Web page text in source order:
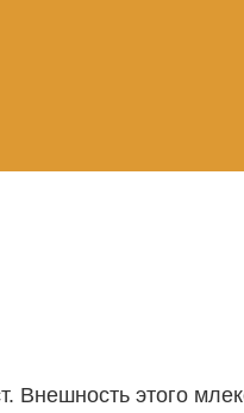
Внешность этого